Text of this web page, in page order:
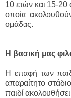
10 ετών και 15-20
οποία ακολουθούν
ομάδας.
Η βασική μας
Η επαφή των
απαραίτητο
παιδί ακολουθήσει